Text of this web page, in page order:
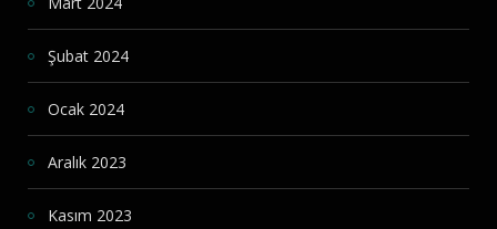
Şubat 2024
Ocak 2024
Aralık 2023
Kasım 2023